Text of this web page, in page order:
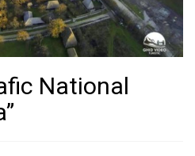
National